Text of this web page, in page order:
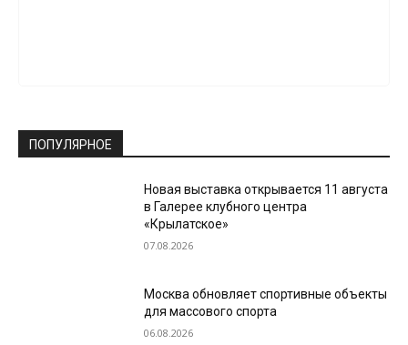
ПОПУЛЯРНОЕ
Новая выставка открывается 11 августа
в Галерее клубного центра
«Крылатское»
07.08.2026
Москва обновляет спортивные объекты
для массового спорта
06.08.2026